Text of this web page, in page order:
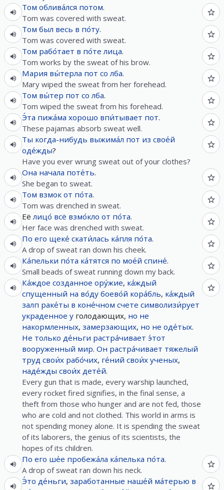
Том облива́лся потом.
Tom was covered with sweat.
Том был весь в по́ту.
Tom was covered with sweat.
Том рабо́тает в по́те лица.
Tom works by the sweat of his brow.
Мария вы́терла пот со лба.
Mary wiped the sweat from her forehead.
Том вы́тер пот со лба.
Tom wiped the sweat from his forehead.
Э́та пижа́ма хорошо впи́тывает пот.
These pajamas absorb sweat well.
Ты когда-нибудь выжима́л пот из свое́й
оде́жды?
Have you ever wrung sweat out of your clothes?
Она начала поте́ть.
She began to sweat.
Том взмок от по́та.
Tom was drenched in sweat.
Еёлицо́ всё взмо́кло от по́та.
Her face was drenched with sweat.
По его щеке́ скати́лась ка́пля по́та.
A drop of sweat ran down his cheek.
Ка́пельки по́та ка́тятся по мое́й спине́.
Small beads of sweat running down my back.
Ка́ждое созданное ору́жие, ка́ждый
спущенный на во́ду боево́й кора́бль, ка́ждый
залп раке́ты в коне́чном счете символизи́рует
украденное у голодающих, но не
накормленных, замерзающих, но не оде́тых.
Не только де́ньги растра́чивает э́тот
вооруженный мир. Он растра́чивает тяжелый
труд свои́х рабо́чих, ге́ний свои́х ученых,
наде́жды свои́х дете́й.
Every gun that is made, every warship launched,
every rocket fired signifies, in the final sense, a
theft from those who hunger and are not fed, those
who are cold and not clothed. This world in arms is
not spending money alone. It is spending the sweat
of its laborers, the genius of its scientists, the
hopes of its children.
По его ше́е пробежа́ла ка́пелька по́та.
A drop of sweat ran down his neck.
Э́то де́ньги, заработанные наше́й ма́терью в